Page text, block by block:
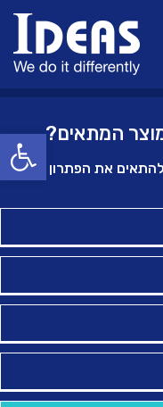
פתח המתאים?
את הפתרון הטוב